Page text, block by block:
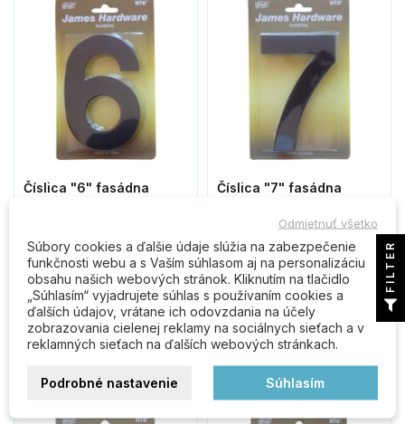
Číslica "6" fasádna
Na sklade
6,50 €
Do košíka
priskrutkovanie
Číslica "7" fasádna
Na sklade
6,50 €
Do košíka
priskrutkovanie
Odmietnuť všetko
Súbory cookies a ďalšie údaje slúžia na zabezpečenie
funkčnosti webu a s Vaším súhlasom aj na personalizáciu
obsahu našich webových stránok. Kliknutím na tlačidlo
„Súhlasím“ vyjadrujete súhlas s používaním cookies a
ďalších údajov, vrátane ich odovzdania na účely
zobrazovania cielenej reklamy na sociálnych sieťach a v
reklamných sieťach na ďalších webových stránkach.
Podrobné nastavenie Súhlasím
FILTER